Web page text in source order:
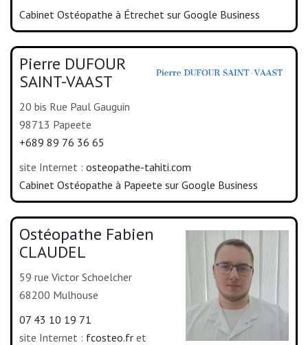
Cabinet Ostéopathe à Étrechet sur Google Business
Pierre DUFOUR
SAINT-VAAST
20 bis Rue Paul Gauguin
98713 Papeete
+689 89 76 36 65
site Internet : osteopathe-tahiti.com
Cabinet Ostéopathe à Papeete sur Google Business
Ostéopathe Fabien
CLAUDEL
59 rue Victor Schoelcher
68200 Mulhouse
07 43 10 19 71
site Internet : fcosteo.fr et